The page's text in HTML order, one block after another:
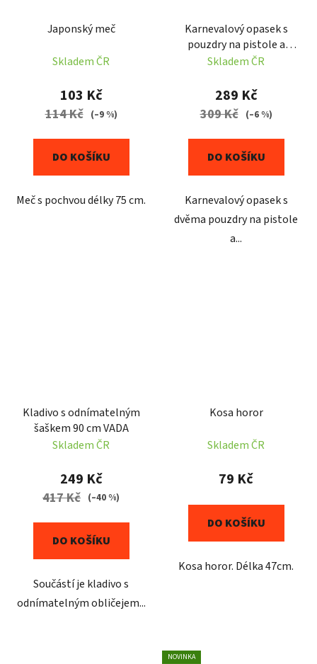
Japonský meč
Skladem ČR
103 Kč
114 Kč (–9 %)
DO KOŠÍKU
Meč s pochvou délky 75 cm.
Karnevalový opasek s
pouzdry na pistole a
dvěma pistolemi
Skladem ČR
289 Kč
309 Kč (–6 %)
DO KOŠÍKU
Karnevalový opasek s
dvěma pouzdry na pistole
a...
Kladivo s odnímatelným
šaškem 90 cm VADA
Skladem ČR
249 Kč
417 Kč (–40 %)
DO KOŠÍKU
Součástí je kladivo s
odnímatelným obličejem...
Kosa horor
Skladem ČR
79 Kč
DO KOŠÍKU
Kosa horor. Délka 47cm.
NOVINKA